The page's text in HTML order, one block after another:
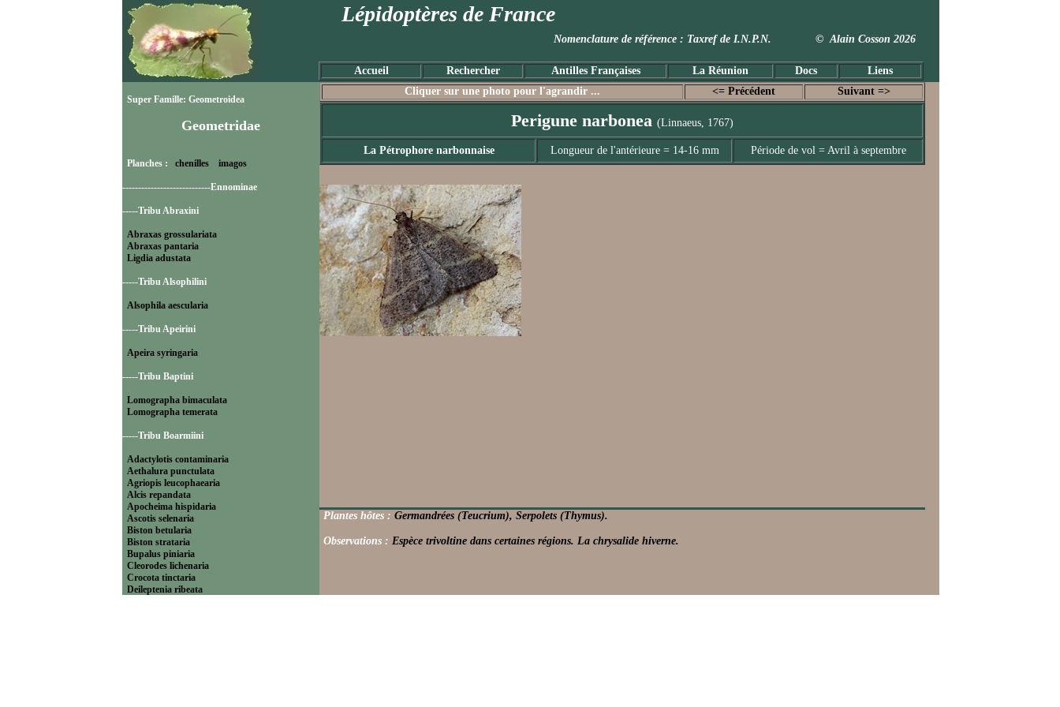
Lépidoptères de France
Nomenclature de référence : Taxref de I.N.P.N. © Alain Cosson 2026
Accueil Rechercher Antilles Françaises La Réunion Docs Liens
Super Famille: Geometroidea
Geometridae
Planches : chenilles imagos
----------------------------Ennominae
-----Tribu Abraxini
Abraxas grossulariata
Abraxas pantaria
Ligdia adustata
-----Tribu Alsophilini
Alsophila aescularia
-----Tribu Apeirini
Apeira syringaria
-----Tribu Baptini
Lomographa bimaculata
Lomographa temerata
-----Tribu Boarmiini
Adactylotis contaminaria
Aethalura punctulata
Agriopis leucophaearia
Alcis repandata
Apocheima hispidaria
Ascotis selenaria
Biston betularia
Biston strataria
Bupalus piniaria
Cleorodes lichenaria
Crocota tinctaria
Deileptenia ribeata
Cliquer sur une photo pour l'agrandir ... <= Précédent Suivant =>
Perigune narbonea (Linnaeus, 1767)
La Pétrophore narbonnaise Longueur de l'antérieure = 14-16 mm Période de vol = Avril à septembre
Plantes hôtes : Germandrées (Teucrium), Serpolets (Thymus).
Observations : Espèce trivoltine dans certaines régions. La chrysalide hiverne.